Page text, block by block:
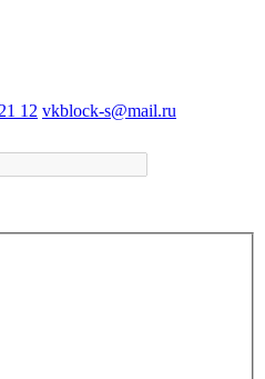
12 vkblock-s@mail.ru